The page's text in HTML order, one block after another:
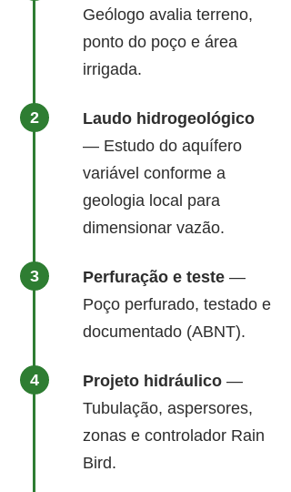
Geólogo avalia terreno,
ponto do poço e área
irrigada.
Laudo hidrogeológico
— Estudo do aquífero
variável conforme a
geologia local para
dimensionar vazão.
Perfuração e teste —
Poço perfurado, testado e
documentado (ABNT).
Projeto hidráulico —
Tubulação, aspersores,
zonas e controlador Rain
Bird.